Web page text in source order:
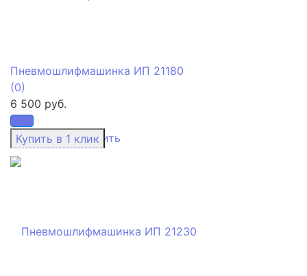
избранное сравнить
Пневмошлифмашинка ИП 21180
(0)
6 500 руб.